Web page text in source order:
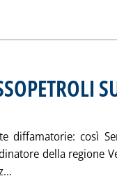
diffamatorie: così
della regione